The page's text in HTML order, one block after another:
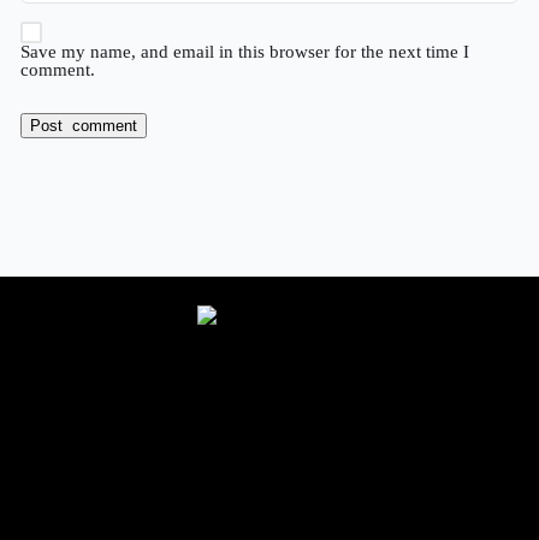
Save my name, and email in this browser for the next time I
comment.